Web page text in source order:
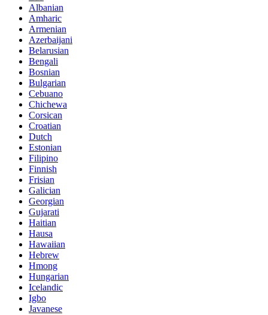
Albanian
Amharic
Armenian
Azerbaijani
Belarusian
Bengali
Bosnian
Bulgarian
Cebuano
Chichewa
Corsican
Croatian
Dutch
Estonian
Filipino
Finnish
Frisian
Galician
Georgian
Gujarati
Haitian
Hausa
Hawaiian
Hebrew
Hmong
Hungarian
Icelandic
Igbo
Javanese